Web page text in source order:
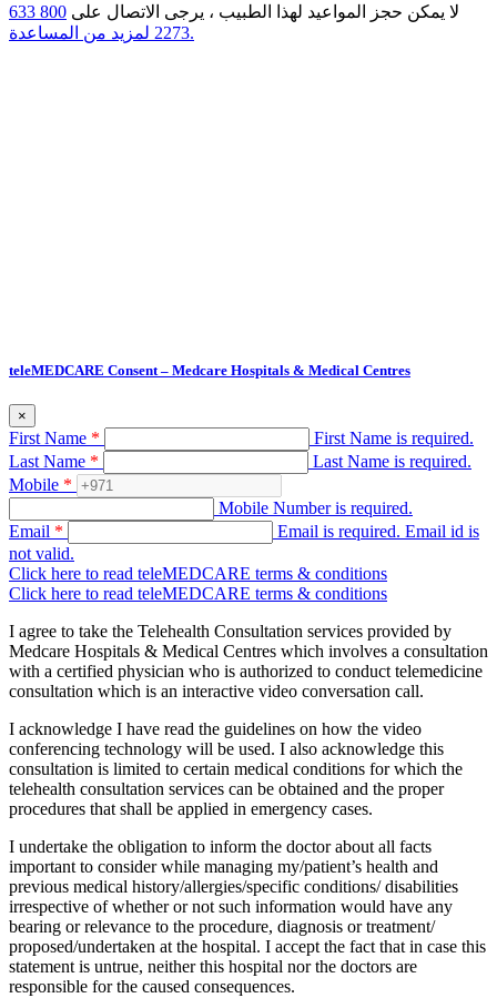
لا يمكن حجز المواعيد لهذا الطبيب ، يرجى الاتصال على
800 633
2273 لمزيد من المساعدة.
teleMEDCARE Consent – Medcare Hospitals & Medical Centres
×
First Name *
First Name is required.
Last Name *
Last Name is required.
Mobile *
Mobile Number is required.
Email * Email is required. Email id is
not valid.
Click here to read teleMEDCARE terms & conditions
Click here to read teleMEDCARE terms & conditions
I agree to take the Telehealth Consultation services provided by
Medcare Hospitals & Medical Centres which involves a consultation
with a certified physician who is authorized to conduct telemedicine
consultation which is an interactive video conversation call.
I acknowledge I have read the guidelines on how the video
conferencing technology will be used. I also acknowledge this
consultation is limited to certain medical conditions for which the
telehealth consultation services can be obtained and the proper
procedures that shall be applied in emergency cases.
I undertake the obligation to inform the doctor about all facts
important to consider while managing my/patient’s health and
previous medical history/allergies/specific conditions/ disabilities
irrespective of whether or not such information would have any
bearing or relevance to the procedure, diagnosis or treatment/
proposed/undertaken at the hospital. I accept the fact that in case this
statement is untrue, neither this hospital nor the doctors are
responsible for the caused consequences.